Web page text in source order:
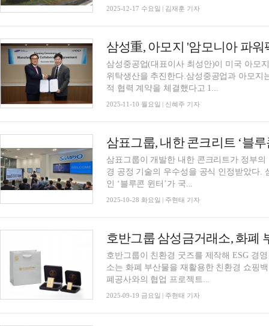
2025-12-17 수요일 | 김재훈 기자
삼성重, 아모지 '암모니아 파워
삼성중공업(대표이사 최성안)이 미국 아모
위탁생산을 추진한다.삼성중공업과 아모지
적 협력 계약을 체결했다고 1...
2025-11-10 월요일 | 신혜주 기자
삼표그룹, 내한 콘크리트 ‘블
삼표그룹이 개발한 내한 콘크리트가 정부
경 공정 기술의 우수성을 공식 인정받았다. 삼표그룹(회장 정도원)은 자사 특수 콘크리트 제품
인 ‘블루콘 윈터’가 국...
2025-10-28 화요일 | 주현태 기자
호반그룹 삼성금거래소, 화폐
호반그룹이 친환경 굿즈를 제작해 ESG 경영 실천을 이어간다. 호
소는 화폐 부산물을 재활용한 친환경 쇼핑
폐공사와의 협업 프로젝트...
2025-09-19 금요일 | 주현태 기자